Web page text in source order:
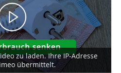
zu laden. Ihre IP-Adresse
übermittelt.